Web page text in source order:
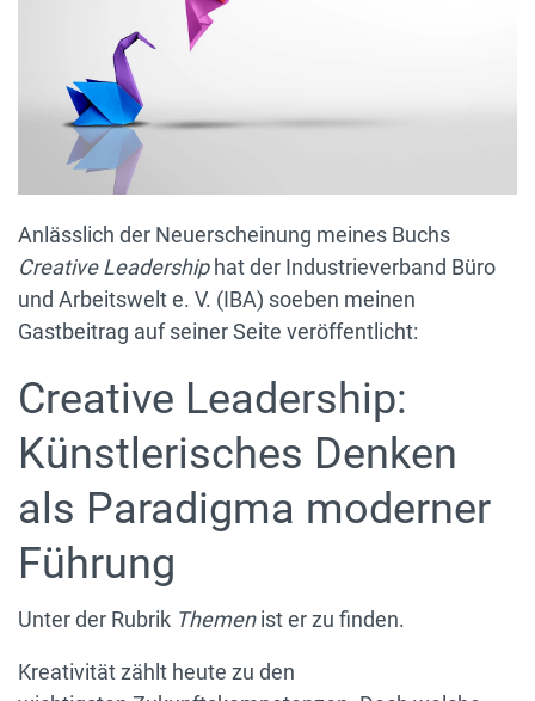
Anlässlich der Neuerscheinung meines Buchs
Creative Leadershiphat der Industrieverband Büro
und Arbeitswelt e. V. (IBA) soeben meinen
Gastbeitrag auf seiner Seite veröffentlicht:
Creative Leadership:
Künstlerisches Denken
als Paradigma moderner
Führung
Unter der Rubrik Themenist er zu finden.
Kreativität zählt heute zu den